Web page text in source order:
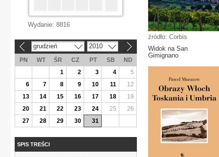
źródło: Corbis
Widok na San
Gimignano
Wydanie: 8816
grudzień 2010
PN WT ŚR CZ PT SB
ND
1
2 3 4
5
6
7 8 9 10 11
12
13
14 15 16 17 18
19
20
21 22 23 24 25
26
27
28 29 30 31
SPIS TREŚCI